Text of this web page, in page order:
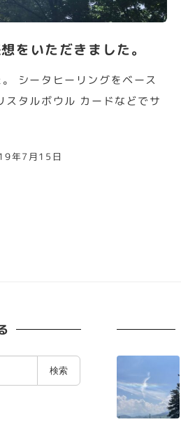
をいただきました。
シータヒーリングをベース
スタルボウル カードなどでサ
年7月15日
検索